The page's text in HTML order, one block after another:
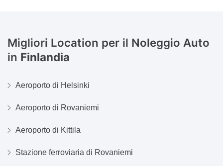
Migliori Location per il Noleggio Auto
in Finlandia
Aeroporto di Helsinki
Aeroporto di Rovaniemi
Aeroporto di Kittila
Stazione ferroviaria di Rovaniemi